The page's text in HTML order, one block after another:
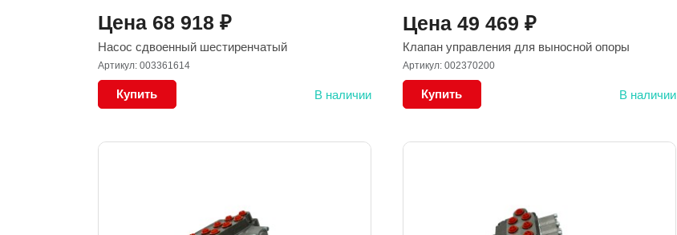
Цена 68 918 ₽
Насос сдвоенный шестиренчатый
Артикул: 003361614
Купить В наличии
Цена 49 469 ₽
Клапан управления для выносной опоры
Артикул: 002370200
Купить В наличии